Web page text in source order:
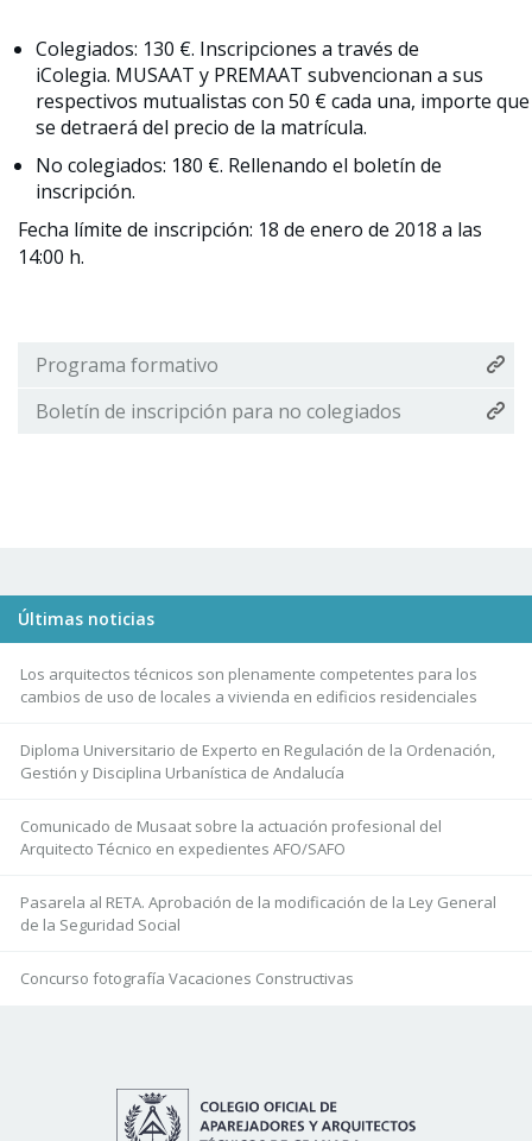
Colegiados: 130 €. Inscripciones a través de
iColegia. MUSAAT y PREMAAT subvencionan a sus
respectivos mutualistas con 50 € cada una, importe que
se detraerá del precio de la matrícula.
No colegiados: 180 €. Rellenando el boletín de
inscripción.
Fecha límite de inscripción: 18 de enero de 2018 a las
14:00 h.
Programa formativo
Boletín de inscripción para no colegiados
Últimas noticias
Los arquitectos técnicos son plenamente competentes para los
cambios de uso de locales a vivienda en edificios residenciales
Diploma Universitario de Experto en Regulación de la Ordenación,
Gestión y Disciplina Urbanística de Andalucía
Comunicado de Musaat sobre la actuación profesional del
Arquitecto Técnico en expedientes AFO/SAFO
Pasarela al RETA. Aprobación de la modificación de la Ley General
de la Seguridad Social
Concurso fotografía Vacaciones Constructivas